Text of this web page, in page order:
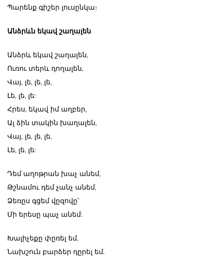
Պարենք գիշեր լուսընկա։
Անձրևն եկավ շաղալեն
Անձրև եկավ շաղալեն,
Ուռու տերև դողալեն,
Վայ, լե, լե, լե,
Լե, լե, լե:
Հրես, եկավ իմ աղբեր,
Ալ ձին տակին խաղալեն,
Վայ, լե, լե, լե,
Լե, լե, լե:
Դեմ աղոթրան խաչ անեմ,
Թշնամու դեմ չանչ անեմ,
Ձեռըս գցեմ վըզովը՝
Մի երեսը պաչ անեմ:
Խալիչեքը փըռել եմ,
Նախշուն բարձեր դըրել եմ.